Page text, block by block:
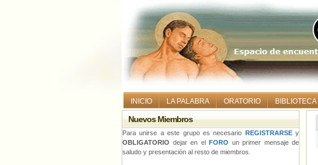
INICIO LA PALABRA ORATORIO BIBLIOTECA
Nuevos Miembros
Para unirse a este grupo es necesario REGISTRARSEy
OBLIGATORIO dejar en el FORO un primer mensaje de
saludo y presentación al resto de miembros.